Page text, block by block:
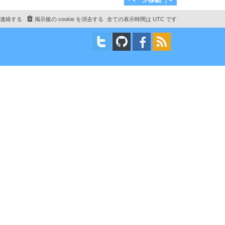
全ての表示時間は UTC です
掲示板の cookie を消去する
連絡する